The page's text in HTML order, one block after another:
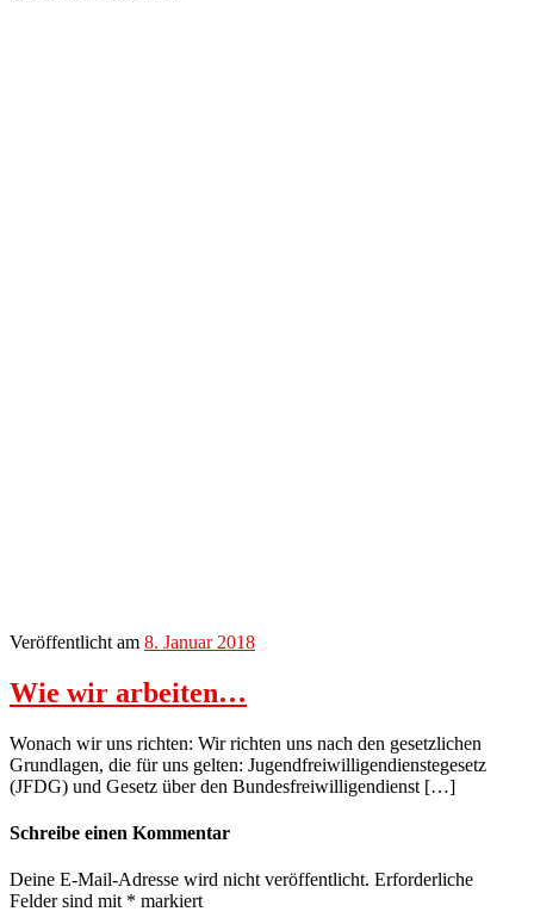
Veröffentlicht am 8. Januar 2018
Wie wir arbeiten…
Wonach wir uns richten: Wir richten uns nach den gesetzlichen
Grundlagen, die für uns gelten: Jugendfreiwilligendienstegesetz
(JFDG) und Gesetz über den Bundesfreiwilligendienst […]
Schreibe einen Kommentar
Deine E-Mail-Adresse wird nicht veröffentlicht. Erforderliche
Felder sind mit * markiert